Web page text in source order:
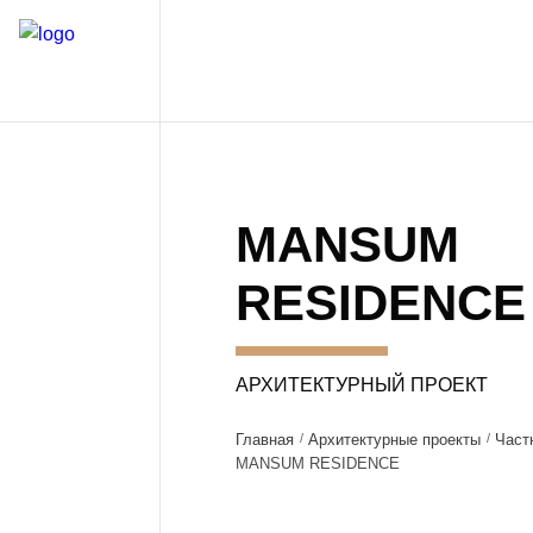
MANSUM
RESIDENCE
АРХИТЕКТУРНЫЙ ПРОЕКТ
Главная Архитектурные проекты
MANSUM RESIDENCE